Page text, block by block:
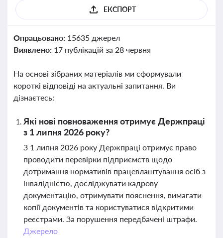
ЕКСПОРТ
Опрацьовано: 15635 джерел
Виявлено: 17 публікацій за 28 червня
На основі зібраних матеріалів ми сформували
короткі відповіді на актуальні запитання. Ви
дізнаєтесь:
Які нові повноваження отримує Держпраці
з 1 липня 2026 року?
З 1 липня 2026 року Держпраці отримує право
проводити перевірки підприємств щодо
дотримання нормативів працевлаштування осіб з
інвалідністю, досліджувати кадрову
документацію, отримувати пояснення, вимагати
копії документів та користуватися відкритими
реєстрами. За порушення передбачені штрафи.
Джерело